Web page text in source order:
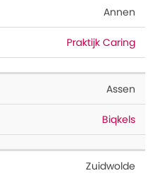
Annen
Praktijk Caring
Assen
Biqkels
Zuidwolde